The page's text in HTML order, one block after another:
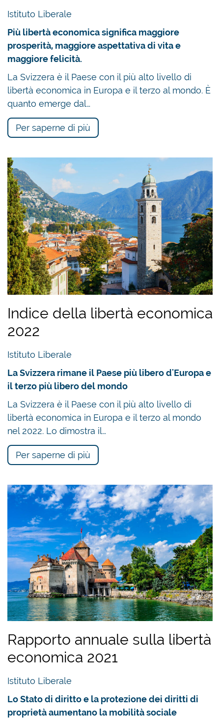
Istituto Liberale
Più libertà economica significa maggiore
prosperità, maggiore aspettativa di vita e
maggiore felicità.
La Svizzera è il Paese con il più alto livello di
libertà economica in Europa e il terzo al mondo. È
quanto emerge dal…
Per saperne di più
Indice della libertà economica
2022
Istituto Liberale
La Svizzera rimane il Paese più libero d'Europa e
il terzo più libero del mondo
La Svizzera è il Paese con il più alto livello di
libertà economica in Europa e il terzo al mondo
nel 2022. Lo dimostra il…
Per saperne di più
Rapporto annuale sulla libertà
economica 2021
Istituto Liberale
Lo Stato di diritto e la protezione dei diritti di
proprietà aumentano la mobilità sociale